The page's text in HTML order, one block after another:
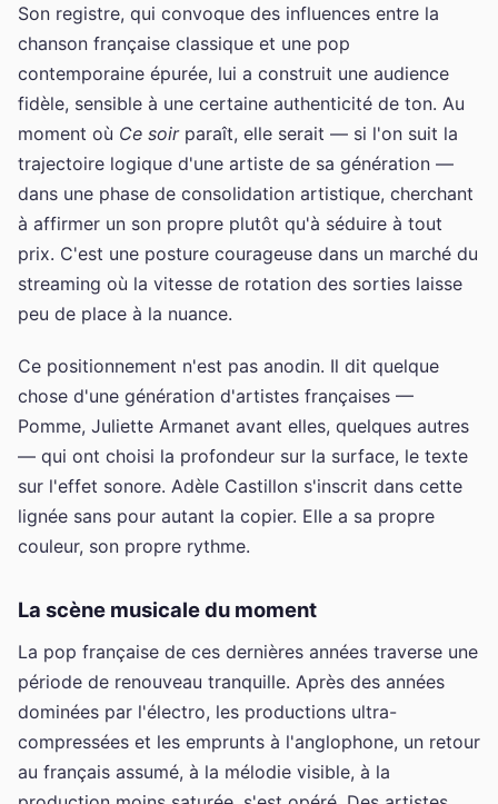
Son registre, qui convoque des influences entre la
chanson française classique et une pop
contemporaine épurée, lui a construit une audience
fidèle, sensible à une certaine authenticité de ton. Au
moment où Ce soirparaît, elle serait — si l'on suit la
trajectoire logique d'une artiste de sa génération —
dans une phase de consolidation artistique, cherchant
à affirmer un son propre plutôt qu'à séduire à tout
prix. C'est une posture courageuse dans un marché du
streaming où la vitesse de rotation des sorties laisse
peu de place à la nuance.
Ce positionnement n'est pas anodin. Il dit quelque
chose d'une génération d'artistes françaises —
Pomme, Juliette Armanet avant elles, quelques autres
— qui ont choisi la profondeur sur la surface, le texte
sur l'effet sonore. Adèle Castillon s'inscrit dans cette
lignée sans pour autant la copier. Elle a sa propre
couleur, son propre rythme.
La scène musicale du moment
La pop française de ces dernières années traverse une
période de renouveau tranquille. Après des années
dominées par l'électro, les productions ultra-
compressées et les emprunts à l'anglophone, un retour
au français assumé, à la mélodie visible, à la